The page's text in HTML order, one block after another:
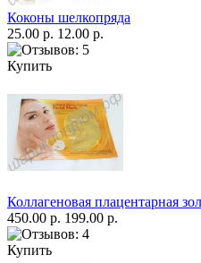
Коконы шелкопряда
25.00 р. 12.00 р.
Купить
Коллагеновая плацентарная
450.00 р. 199.00 р.
Купить